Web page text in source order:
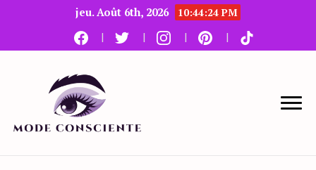
jeu. Août 6th, 2026 10:44:26 PM
Le blog beauté et mode